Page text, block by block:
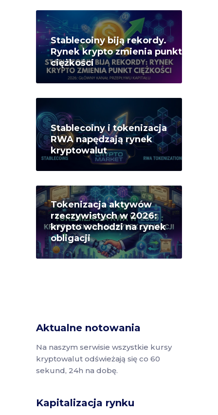
Stablecoiny biją rekordy.
Rynek krypto zmienia punkt
ciężkości
Stablecoiny i tokenizacja
RWA napędzają rynek
kryptowalut
Tokenizacja aktywów
rzeczywistych w 2026:
krypto wchodzi na rynek
obligacji
Aktualne notowania
Na naszym serwisie wszystkie kursy
kryptowalut odświeżają się co 60
sekund, 24h na dobę.
Kapitalizacja rynku